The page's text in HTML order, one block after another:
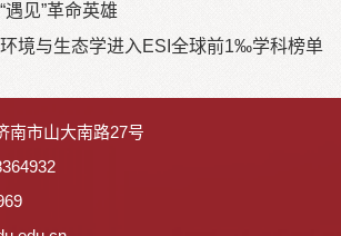
遇见”革命英雄
境与生态学进入ESI全球前1‰学科榜单
南市山大南路27号